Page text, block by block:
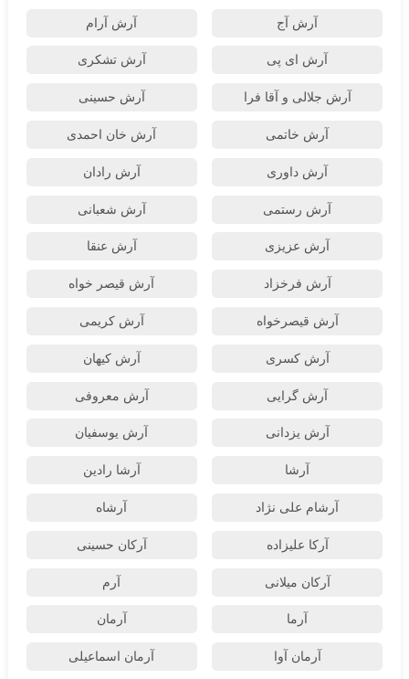
آرش آج آرش آرام
آرش ای پی آرش تشکری
آرش جلالی و آقا فرا آرش حسینی
آرش خاتمی آرش خان احمدی
آرش داوری آرش رادان
آرش رستمى آرش شعبانی
آرش عزیزی آرش عنقا
آرش فرخزاد آرش قیصر خواه
آرش قیصرخواه آرش کریمی
آرش کسری آرش کیهان
آرش گرایی آرش معروفی
آرش یزدانی آرش یوسفیان
آرشا آرشا رادین
آرشام علی نژاد آرشاه
آرکا علیزاده آرکان حسینی
آرکان میلانی آرم
آرما آرمان
آرمان آوا آرمان اسماعیلی